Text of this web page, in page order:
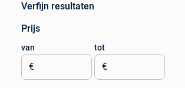
Verfijn resultaten
Prijs
van
€
tot
€